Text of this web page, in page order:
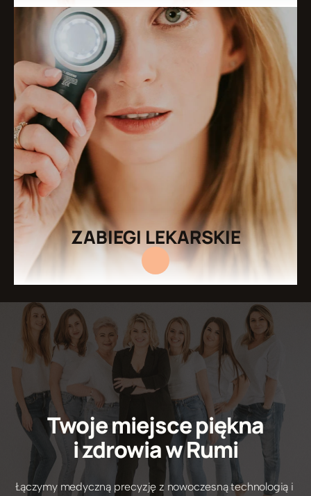
ZABIEGI LEKARSKIE
Twoje miejsce piękna
i zdrowia w Rumi
5/5 Opinie pacjentów
Łączymy medyczną precyzję z nowoczesną technologią i